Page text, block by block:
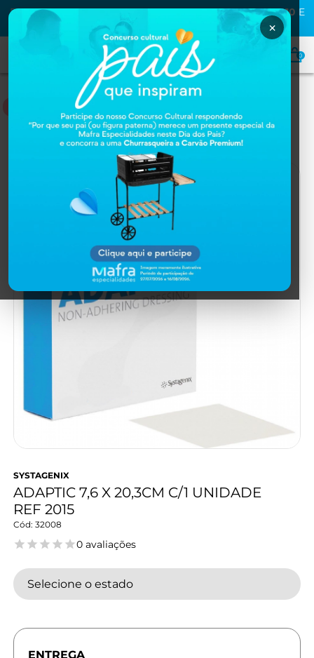
PRIMEIRA COMPRA NA MAFRA? USE O CUPOMMAFRA10 E
GANHE
0
NUTRIÇÃO
Home NUTRIÇÃO
SYSTAGENIX
ADAPTIC 7,6 X 20,3CM C/1 UNIDADE
REF 2015
32008
0 avaliações
Selecione o estado
×